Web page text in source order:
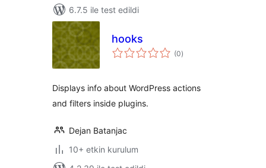
6.7.5 ile test edildi
hooks
(0toplam
puan
)
Displays info about WordPress actions
and filters inside plugins.
Dejan Batanjac
10+ etkin kurulum